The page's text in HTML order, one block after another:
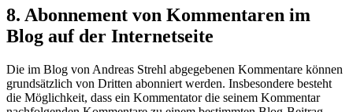
8. Abonnement von Kommentaren im
Blog auf der Internetseite
Die im Blog von Andreas Strehl abgegebenen Kommentare können
grundsätzlich von Dritten abonniert werden. Insbesondere besteht
die Möglichkeit, dass ein Kommentator die seinem Kommentar